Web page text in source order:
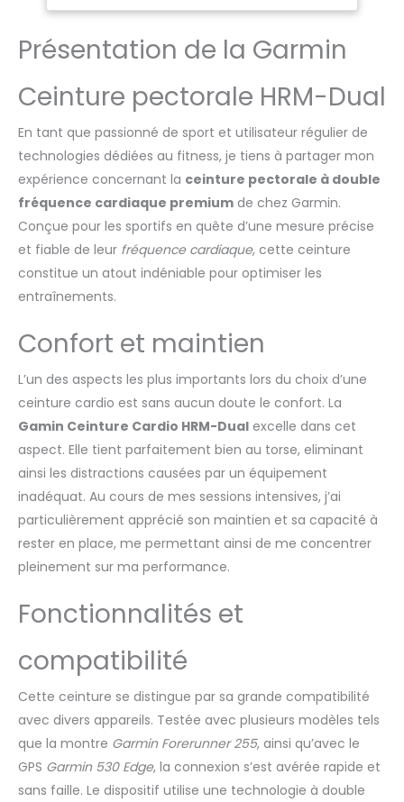
Montre, Taille M-XL
lavable en machine,
disponible en deux
pour que vous puissiez
morphologie Données
de perte de vitesse
d'impact au sol pour
savoir à quel point
vous ralentissez
lorsque votre pied
touche le sol et
dynamiques de course
équilibre du temps de
pour améliorer votre
technique (nécessite
une montre connectée
les activités où vous ne
pouvez pas porter de
montre, comme les
sports d'équipe, votre
HRM 600 enregistre vos
données
d'entraînement,
fréquence cardiaque,
les calories, la vitesse
synchronise
l'application Garmin
Connect pour
smartphone Suivi des
métriques
Présentation de la Garmin
Ceinture pectorale HRM-Dual
En tant que passionné de sport et utilisateur régulier de
technologies dédiées au fitness, je tiens à partager mon
expérience concernant la ceinture pectorale à double
fréquence cardiaque premium de chez Garmin.
Conçue pour les sportifs en quête d’une mesure précise
et fiable de leur fréquence cardiaque, cette ceinture
constitue un atout indéniable pour optimiser les
entraînements.
Confort et maintien
L’un des aspects les plus importants lors du choix d’une
ceinture cardio est sans aucun doute le confort. La
Gamin Ceinture Cardio HRM-Dual excelle dans cet
aspect. Elle tient parfaitement bien au torse, eliminant
ainsi les distractions causées par un équipement
inadéquat. Au cours de mes sessions intensives, j’ai
particulièrement apprécié son maintien et sa capacité à
rester en place, me permettant ainsi de me concentrer
pleinement sur ma performance.
Fonctionnalités et
compatibilité
Cette ceinture se distingue par sa grande compatibilité
avec divers appareils. Testée avec plusieurs modèles tels
que la montre Garmin Forerunner 255, ainsi qu’avec le
GPS Garmin 530 Edge, la connexion s’est avérée rapide et
sans faille. Le dispositif utilise une technologie à double